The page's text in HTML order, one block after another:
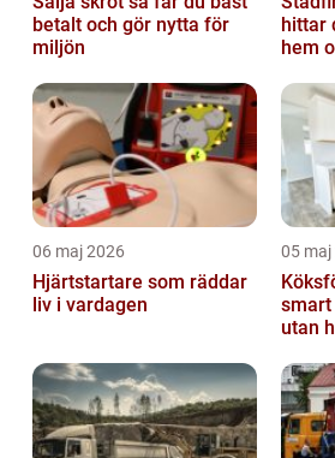
betalt och gör nytta för
miljön
hittar
hem
06 maj 2026
Hjärtstartare som räddar
liv i vardagen
05 maj
smart
utan